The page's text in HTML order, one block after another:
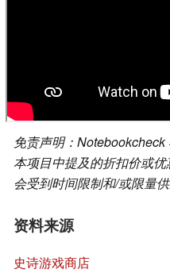
免责声明：Notebookcheck
本项目中提及的折扣价或
会受到时间限制和/或限量供
资料来源
史诗游戏商店